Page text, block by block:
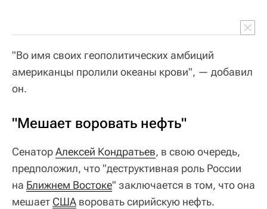
"Во имя своих геополитических амбиций
американцы пролили океаны крови", — добавил
он.
"Мешает воровать нефть"
СенаторАлексей Кондратьев, в свою очередь,
предположил, что "деструктивная роль России
на Ближнем Востоке" заключается в том, что она
мешает США воровать сирийскую нефть.